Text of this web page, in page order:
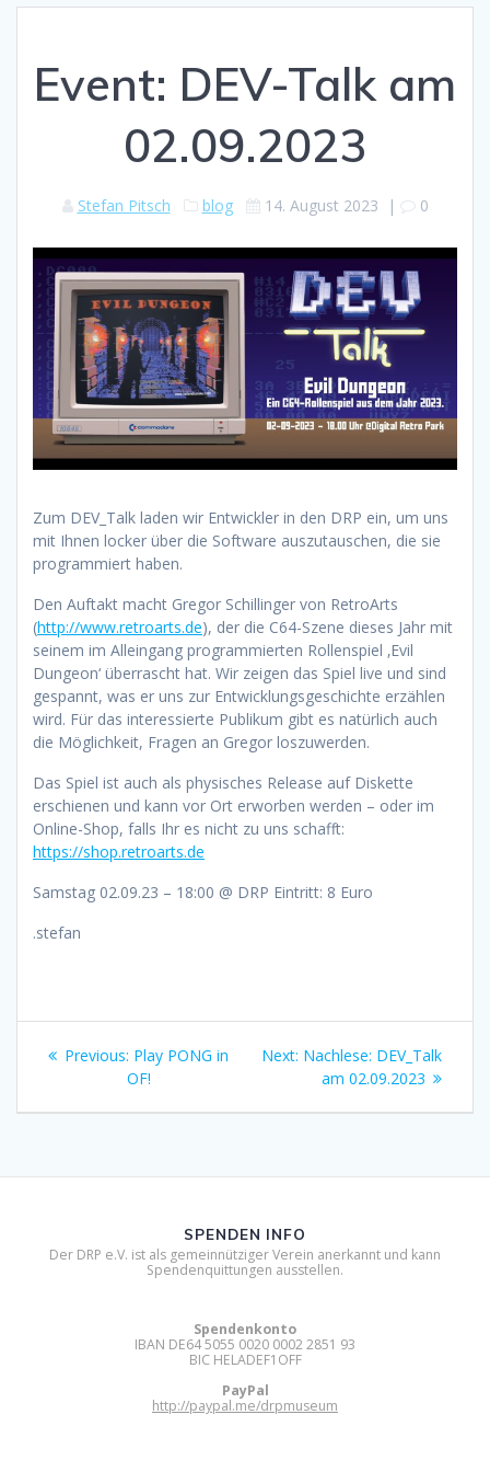
Event: DEV-Talk am
02.09.2023
Stefan Pitsch blog 14. August 2023 | 0
Zum DEV_Talk laden wir Entwickler in den DRP ein, um uns
mit Ihnen locker über die Software auszutauschen, die sie
programmiert haben.
Den Auftakt macht Gregor Schillinger von RetroArts
(http://www.retroarts.de), der die C64-Szene dieses Jahr mit
seinem im Alleingang programmierten Rollenspiel ‚Evil
Dungeon‘ überrascht hat. Wir zeigen das Spiel live und sind
gespannt, was er uns zur Entwicklungsgeschichte erzählen
wird. Für das interessierte Publikum gibt es natürlich auch
die Möglichkeit, Fragen an Gregor loszuwerden.
Das Spiel ist auch als physisches Release auf Diskette
erschienen und kann vor Ort erworben werden – oder im
Online-Shop, falls Ihr es nicht zu uns schafft:
https://shop.retroarts.de
Samstag 02.09.23 – 18:00 @ DRP Eintritt: 8 Euro
.stefan
Beitragsnavigation
Previous: Previous
post:
Play PONG in
OF!
Next: Next
post:
Nachlese: DEV_Talk
am 02.09.2023
SPENDEN INFO
Der DRP e.V. ist als gemeinnütziger Verein anerkannt und kann
Spendenquittungen ausstellen.
Spendenkonto
IBAN DE64 5055 0020 0002 2851 93
BIC HELADEF1OFF
PayPal
http://paypal.me/drpmuseum